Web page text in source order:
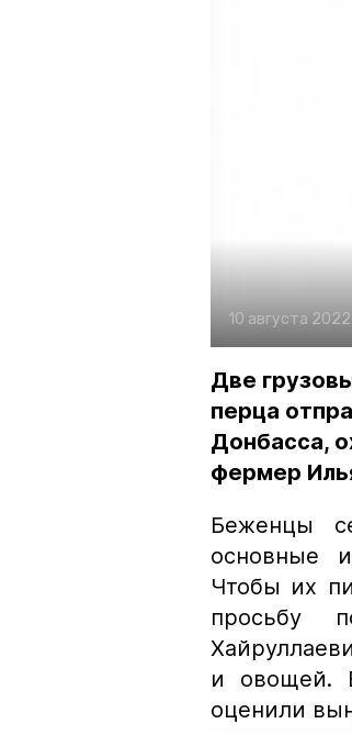
10 августа
Две
перца
Донбасса,
фермер
Беженцы
основные
Чтобы их
просьбу
и овощей.
оценили